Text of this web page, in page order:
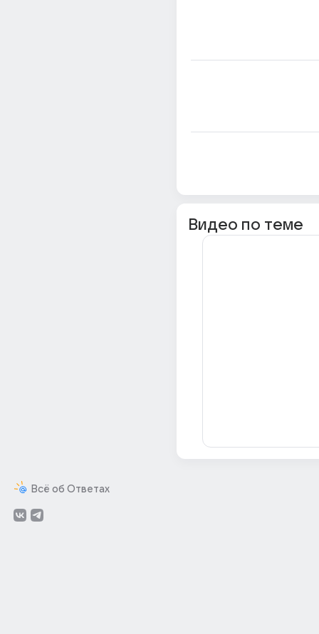
Всё об Ответах
Видео по теме